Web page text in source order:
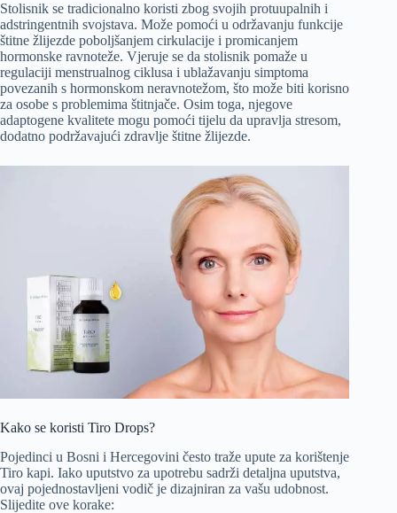
Stolisnik se tradicionalno koristi zbog svojih protuupalnih i
adstringentnih svojstava. Može pomoći u održavanju funkcije
štitne žlijezde poboljšanjem cirkulacije i promicanjem
hormonske ravnoteže. Vjeruje se da stolisnik pomaže u
regulaciji menstrualnog ciklusa i ublažavanju simptoma
povezanih s hormonskom neravnotežom, što može biti korisno
za osobe s problemima štitnjače. Osim toga, njegove
adaptogene kvalitete mogu pomoći tijelu da upravlja stresom,
dodatno podržavajući zdravlje štitne žlijezde.
Kako se koristi Tiro Drops?
Pojedinci u Bosni i Hercegovini često traže upute za korištenje
Tiro kapi. Iako uputstvo za upotrebu sadrži detaljna uputstva,
ovaj pojednostavljeni vodič je dizajniran za vašu udobnost.
Slijedite ove korake: